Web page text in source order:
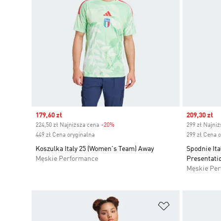
Sale price
179,60 zł
224,50 zł Najniższa cena -20%
449 zł Cena oryginalna
Koszulka Italy 25 (Women's Team) Away
Męskie Performance
Sale price
209,30 zł
299 zł
299 zł Cena
Spodnie
Męskie